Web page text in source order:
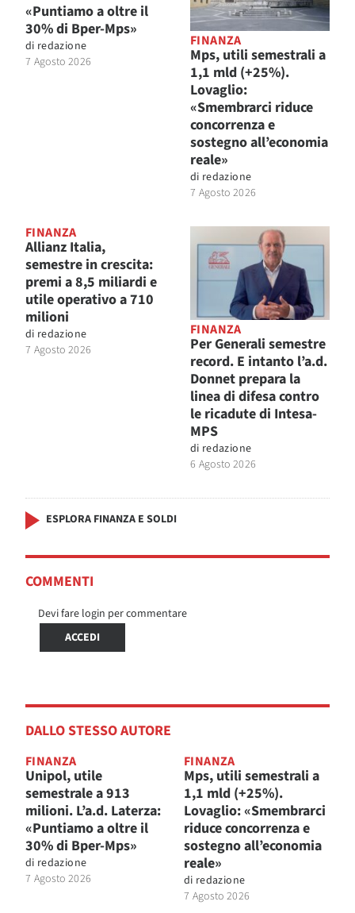
«Puntiamo a oltre il
30% di Bper-Mps»
di redazione
7 Agosto 2026
FINANZA
Mps, utili semestrali a
1,1 mld (+25%).
Lovaglio:
«Smembrarci riduce
concorrenza e
sostegno all’economia
reale»
di redazione
7 Agosto 2026
FINANZA
Allianz Italia,
semestre in crescita:
premi a 8,5 miliardi e
utile operativo a 710
milioni
di redazione
7 Agosto 2026
FINANZA
Per Generali semestre
record. E intanto l’a.d.
Donnet prepara la
linea di difesa contro
le ricadute di Intesa-
MPS
di redazione
6 Agosto 2026
ESPLORA FINANZA E SOLDI
COMMENTI
Devi fare login per commentare
ACCEDI
DALLO STESSO AUTORE
FINANZA
Unipol, utile
semestrale a 913
milioni. L’a.d. Laterza:
«Puntiamo a oltre il
30% di Bper-Mps»
di redazione
7 Agosto 2026
FINANZA
Mps, utili semestrali a
1,1 mld (+25%).
Lovaglio: «Smembrarci
riduce concorrenza e
sostegno all’economia
reale»
di redazione
7 Agosto 2026